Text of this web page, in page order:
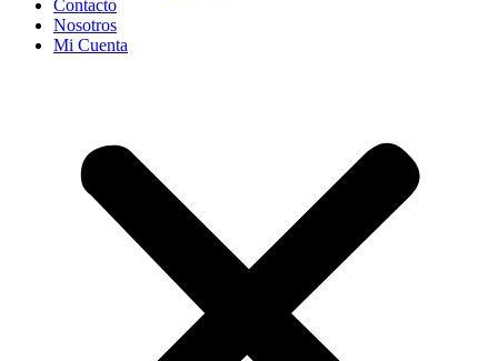
Contacto
Nosotros
Mi Cuenta